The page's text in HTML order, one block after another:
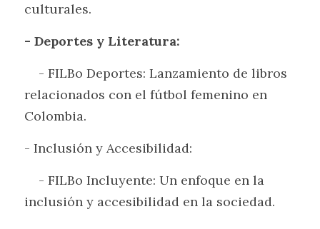
culturales.
- Deportes y Literatura:
relacionados con el fútbol femenino en
Colombia.
- Inclusión y Accesibilidad:
inclusión y accesibilidad en la sociedad.